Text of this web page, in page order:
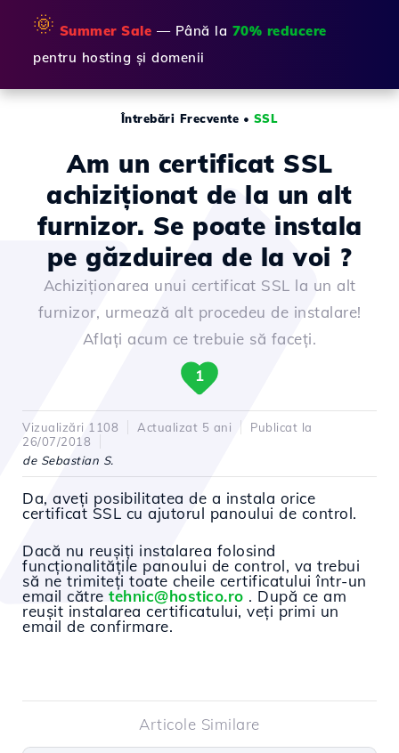
🌞 Summer Sale — Până la 70% reducere
pentru hosting și domenii
Întrebări Frecvente • SSL
Am un certificat SSL
achiziționat de la un alt
furnizor. Se poate instala
pe găzduirea de la voi ?
Achiziționarea unui certificat SSL la un alt
furnizor, urmează alt procedeu de instalare!
Aflați acum ce trebuie să faceți.
1
Vizualizări 1108 Actualizat 5 ani
Publicat la
26/07/2018
de Sebastian S.
Da, aveți posibilitatea de a instala orice
certificat SSL cu ajutorul panoului de control.
Dacă nu reușiți instalarea folosind
funcționalitățile panoului de control, va trebui
să ne trimiteți toate cheile certificatului într-un
email către tehnic@hostico.ro . După ce am
reușit instalarea certificatului, veți primi un
email de confirmare.
Articole Similare